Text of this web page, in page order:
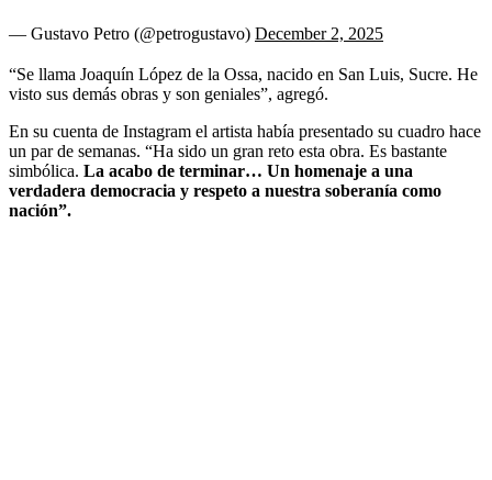
— Gustavo Petro (@petrogustavo) December 2, 2025
“Se llama Joaquín López de la Ossa, nacido en San Luis, Sucre. He
visto sus demás obras y son geniales”, agregó.
En su cuenta de Instagram el artista había presentado su cuadro hace
un par de semanas. “Ha sido un gran reto esta obra. Es bastante
simbólica. La acabo de terminar… Un homenaje a una
verdadera democracia y respeto a nuestra soberanía como
nación”.